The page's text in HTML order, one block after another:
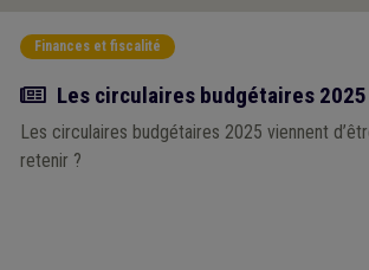
Finances et fiscalité
Actualité
Les circulaires budgétaires
Les circulaires budgétaires 2025 viennent
retenir ?